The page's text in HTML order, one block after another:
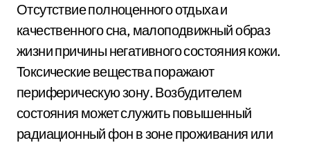
Отсутствие полноценного отдыха и
качественного сна, малоподвижный образ
жизни причины негативного состояния кожи.
Токсические вещества поражают
периферическую зону. Возбудителем
состояния может служить повышенный
радиационный фон в зоне проживания или